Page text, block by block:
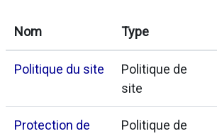
Nom Type
Politique du site
Politique de
site
Protection de
Politique de